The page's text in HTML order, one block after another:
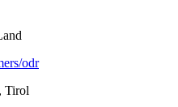
odr
Tirol